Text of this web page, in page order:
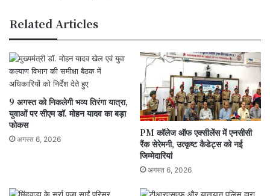
और
आदिवासी
परंपरा
का
विराट
Related Articles
9 अगस्त को निकलेगी भव्य तिरंगा यात्रा,
युवाओं पर सीएम डॉ. मोहन यादव का बड़ा
फोकस
अगस्त 6, 2026
PM कॉलेज ऑफ एक्सीलेंस में एनसीसी
रैंक सेरेमनी, उत्कृष्ट कैडेट्स को नई
जिम्मेदारियां
अगस्त 6, 2026